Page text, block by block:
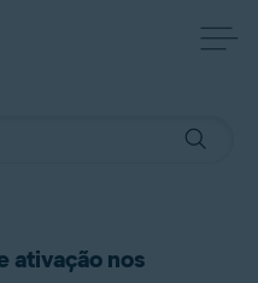
ativação nos